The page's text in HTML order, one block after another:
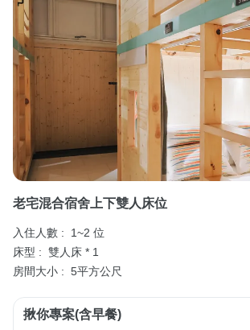
老宅混合宿舍上下雙人床位
入住人數 :
1~2 位
床型 : 雙人床 * 1
房間大小 : 5平方公尺
揪你專案(含早餐)